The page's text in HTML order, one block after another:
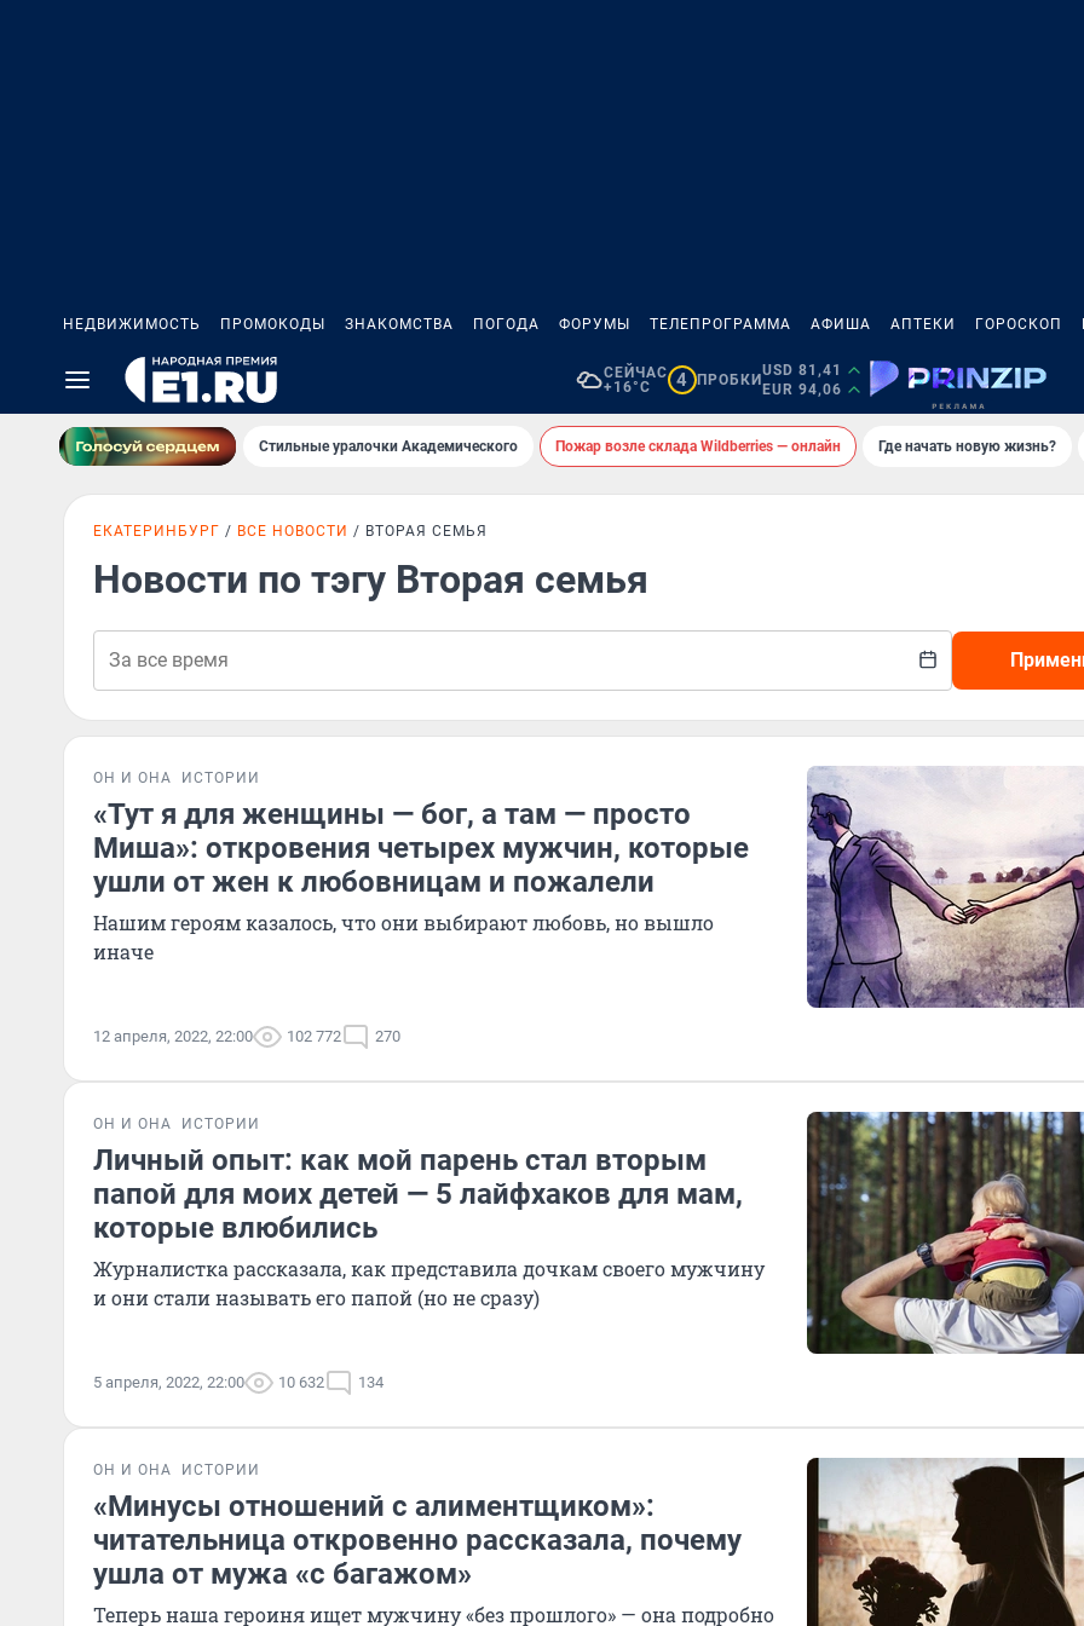
НЕДВИЖИМОСТЬ ПРОМОКОДЫ ЗНАКОМСТВА ПОГОДА ФОРУМЫ ТЕЛЕПРОГРАММА АФИША АПТЕКИ ГОРОСКОП
СЕЙЧАС
+16°C
4 ПРОБКИ
USD 81,41
EUR 94,06
Стильные уралочки Академического Пожар возле склада Wildberries — онлайн Где начать новую жизнь?
ЕКАТЕРИНБУРГ ВСЕ НОВОСТИ ВТОРАЯ СЕМЬЯ
Новости по тэгу Вторая семья
ОН И ОНА ИСТОРИИ
«Тут я для женщины — бог, а там — просто
Миша»: откровения четырех мужчин, которые
ушли от жен к любовницам и пожалели
Нашим героям казалось, что они выбирают любовь, но вышло
иначе
12 апреля, 2022, 22:00 102 772 270
ОН И ОНА ИСТОРИИ
Личный опыт: как мой парень стал вторым
папой для моих детей — 5 лайфхаков для мам,
которые влюбились
Журналистка рассказала, как представила дочкам своего мужчину
и они стали называть его папой (но не сразу)
5 апреля, 2022, 22:00 10 632 134
ОН И ОНА ИСТОРИИ
«Минусы отношений с алиментщиком»:
читательница откровенно рассказала, почему
ушла от мужа «с багажом»
Теперь наша героиня ищет мужчину «без прошлого» — она подробно